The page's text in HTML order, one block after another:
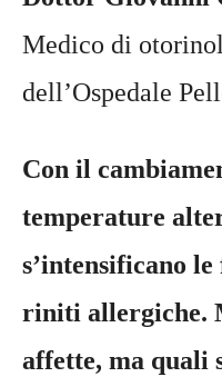
Medico di
dell’Ospedale
Con il
temperature
s’intensificano
riniti allergiche.
affette, ma quali